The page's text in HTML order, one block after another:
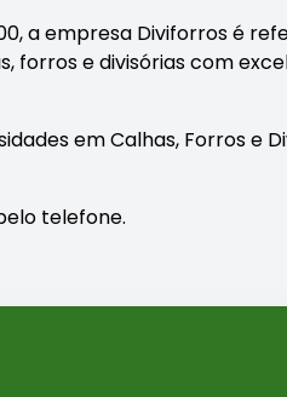
a empresa Diviforros é
forros e divisórias com
em Calhas, Forros e
telefone.